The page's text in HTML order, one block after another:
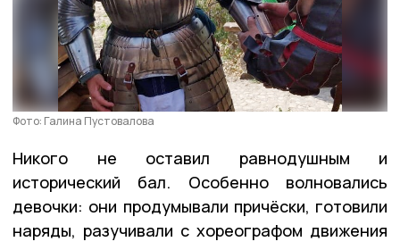
Фото: Галина Пустовалова
Никого не оставил равнодушным и
исторический бал. Особенно волновались
девочки: они продумывали причёски, готовили
наряды, разучивали с хореографом движения